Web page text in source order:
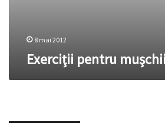
8 mai 2012
Exerciţii pentru